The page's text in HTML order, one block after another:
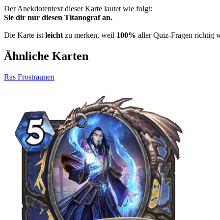
Der Anekdotentext dieser Karte lautet wie folgt:
Sie dir nur diesen Titanograf an.
Die Karte ist leicht zu merken, weil 100% aller Quiz-Fragen richtig
Ähnliche Karten
Ras Frostraunen